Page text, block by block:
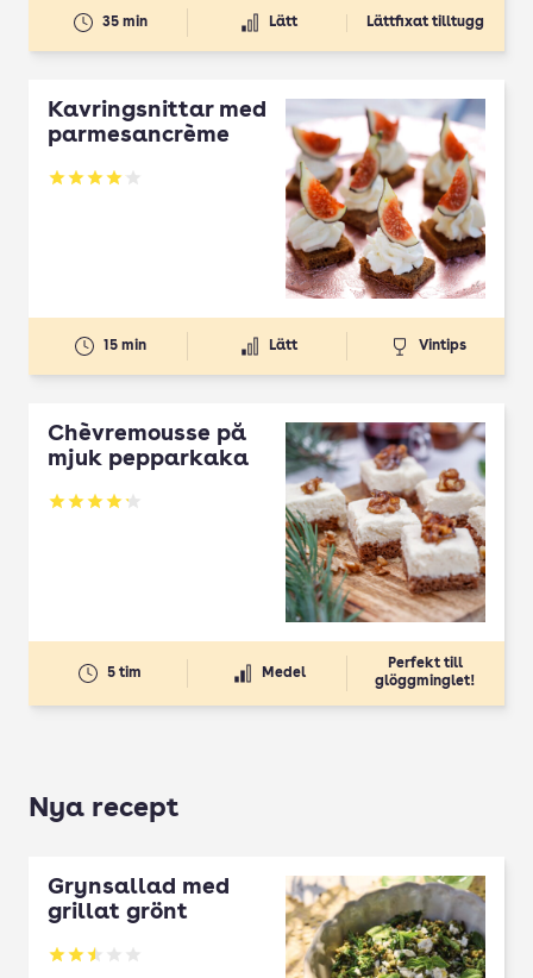
35 min Lätt Lättfixat tilltugg
Kavringsnittar med
parmesancrème
Betyg: 4.03 av 5
15 min Lätt Vintips
Chèvremousse på
mjuk pepparkaka
Betyg: 4.23 av 5
5 tim Medel
Perfekt till
glöggminglet!
Nya recept
Grynsallad med
grillat grönt
Betyg: 2.5 av 5